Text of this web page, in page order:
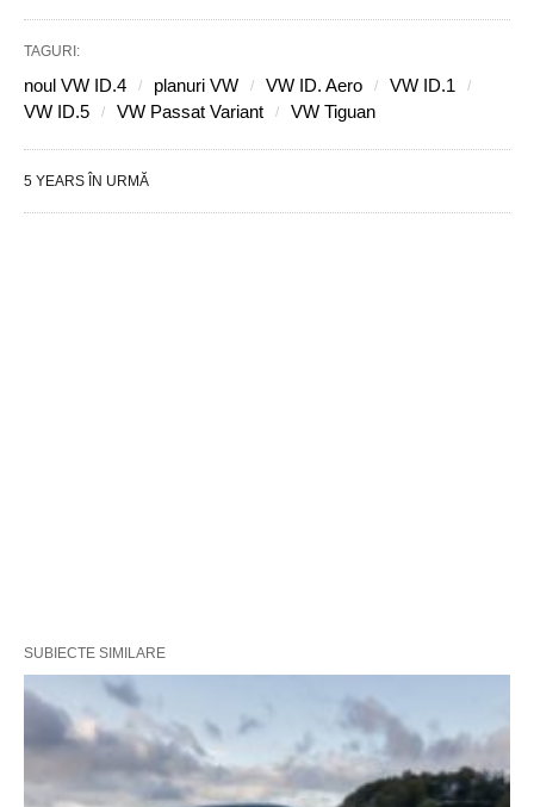
TAGURI:
noul VW ID.4 planuri VW VW ID. Aero
VW ID.1
VW ID.5
VW Passat Variant VW Tiguan
5 YEARS ÎN URMĂ
SUBIECTE SIMILARE